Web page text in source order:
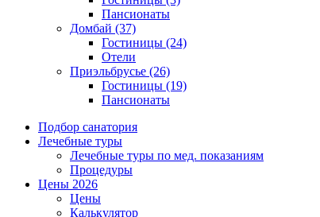
Пансионаты
Домбай (37)
Гостиницы (24)
Отели
Приэльбрусье (26)
Гостиницы (19)
Пансионаты
Подбор санатория
Лечебные туры
Лечебные туры по мед. показаниям
Процедуры
Цены 2026
Цены
Калькулятор